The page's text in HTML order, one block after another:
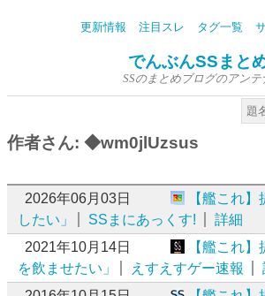
更新情報 注目スレ タグ一覧
でんぶんSSまと
SSのまとめブログのアンテ
作者さん: ◆wm0jlUzsus
2026年06月03日
【艦これ
したい」
SSまにあっくす!
詳細
2021年10月14日
【艦これ
を飲ませたい」
えすえすゲー速報